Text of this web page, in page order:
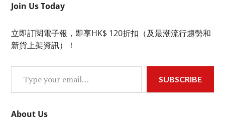
Join Us Today
立即訂閱電子報，即享HK$ 120折扣（及最潮流行趨勢和
新貨上架資訊）！
Type your email…
SUBSCRIBE
About Us